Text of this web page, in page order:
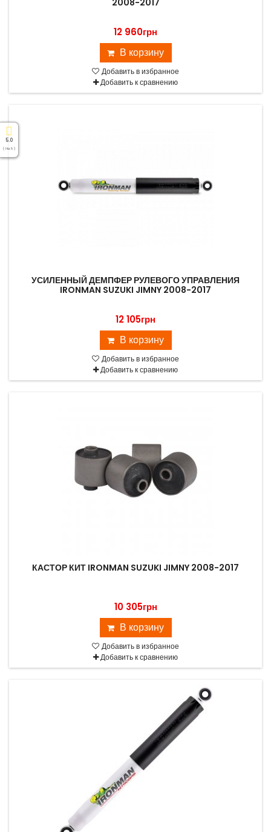
2008-2017
12 960грн
В корзину
Добавить в избранное
Добавить к сравнению
УСИЛЕННЫЙ ДЕМПФЕР РУЛЕВОГО УПРАВЛЕНИЯ
IRONMAN SUZUKI JIMNY 2008-2017
12 105грн
В корзину
Добавить в избранное
Добавить к сравнению
КАСТОР КИТ IRONMAN SUZUKI JIMNY 2008-2017
10 305грн
В корзину
Добавить в избранное
Добавить к сравнению
5.0
( На 5 )